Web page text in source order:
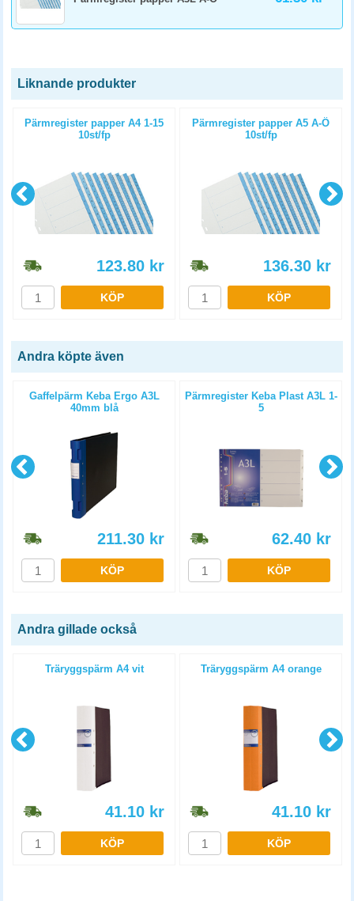
Liknande produkter
Pärmregister papper A4 1-15
10st/fp
123.80 kr
KÖP
Pärmregister papper A5 A-Ö
10st/fp
136.30 kr
KÖP
Andra köpte även
Gaffelpärm Keba Ergo A3L
40mm blå
211.30 kr
KÖP
Pärmregister Keba Plast A3L 1-
5
62.40 kr
KÖP
Andra gillade också
Träryggspärm A4 vit
41.10 kr
KÖP
Träryggspärm A4 orange
41.10 kr
KÖP